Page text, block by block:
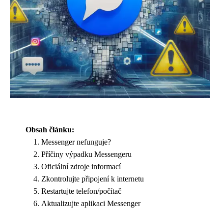
Obsah článku:
Messenger nefunguje?
Příčiny výpadku Messengeru
Oficiální zdroje informací
Zkontrolujte připojení k internetu
Restartujte telefon/počítač
Aktualizujte aplikaci Messenger